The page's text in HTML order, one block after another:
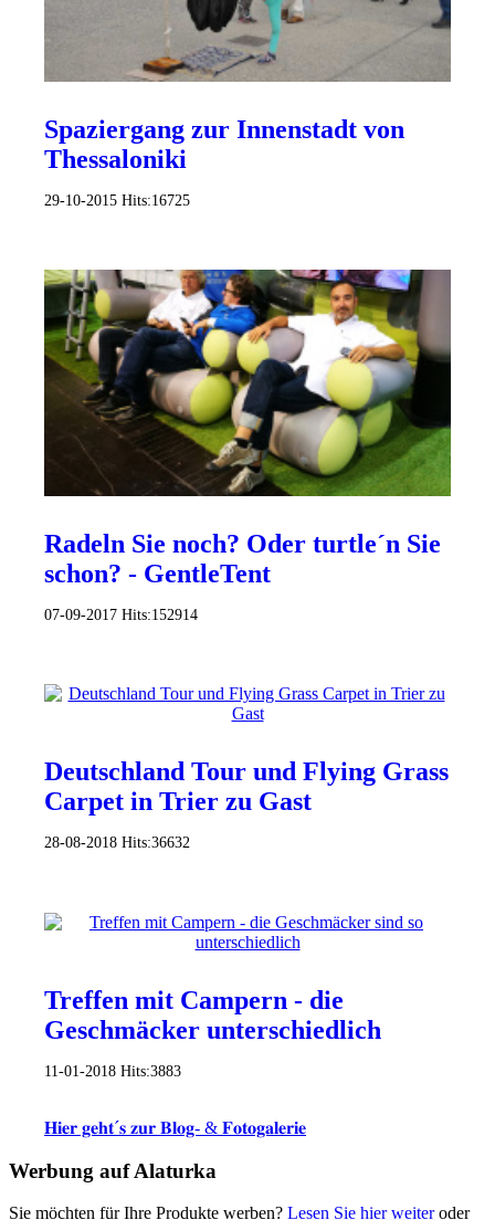
Spaziergang zur Innenstadt von
Thessaloniki
29-10-2015 Hits:16725
Radeln Sie noch? Oder turtle´n Sie
schon? - GentleTent
07-09-2017 Hits:152914
Deutschland Tour und Flying Grass
Carpet in Trier zu Gast
28-08-2018 Hits:36632
Treffen mit Campern - die
Geschmäcker unterschiedlich
11-01-2018 Hits:3883
𝐇𝐢𝐞𝐫 𝐠𝐞𝐡𝐭´𝐬 𝐳𝐮𝐫 𝐁𝐥𝐨𝐠- & 𝐅𝐨𝐭𝐨𝐠𝐚𝐥𝐞𝐫𝐢𝐞
Werbung auf Alaturka
Sie möchten für Ihre Produkte werben? Lesen Sie hier weiteroder